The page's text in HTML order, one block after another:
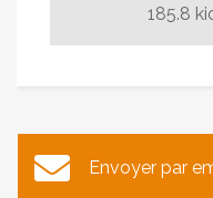
185.8
Envoyer par